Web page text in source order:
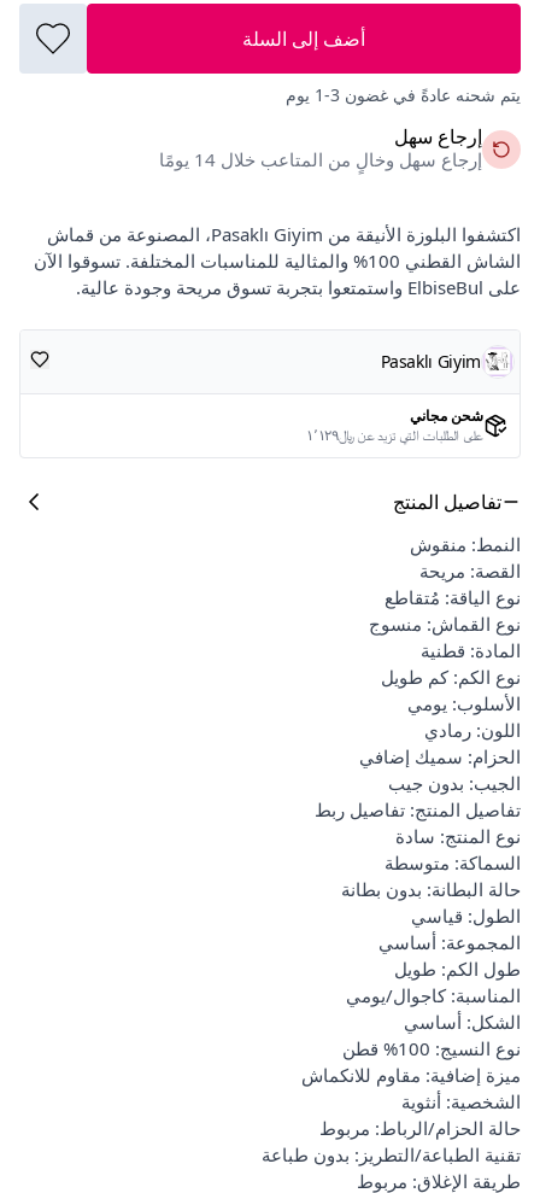
أضف إلى السلة
يتم شحنه عادةً في غضون 3-1 يوم
إرجاع سهل
إرجاع سهل وخالٍ من المتاعب خلال 14 يومًا
اكتشفوا البلوزة الأنيقة من Pasaklı Giyim، المصنوعة من قماش
الشاش القطني 100% والمثالية للمناسبات المختلفة. تسوقوا الآن
على ElbiseBul واستمتعوا بتجربة تسوق مريحة وجودة عالية.
Pasaklı Giyim
شحن مجاني
على الطلبات التي تزيد عن ﷼١٬١٢٩
تفاصيل المنتج
النمط: منقوش
القصة: مريحة
نوع الياقة: مُتقاطع
نوع القماش: منسوج
المادة: قطنية
نوع الكم: كم طويل
الأسلوب: يومي
اللون: رمادي
الحزام: سميك إضافي
الجيب: بدون جيب
تفاصيل المنتج: تفاصيل ربط
نوع المنتج: سادة
السماكة: متوسطة
حالة البطانة: بدون بطانة
الطول: قياسي
المجموعة: أساسي
طول الكم: طويل
المناسبة: كاجوال/يومي
الشكل: أساسي
نوع النسيج: 100% قطن
ميزة إضافية: مقاوم للانكماش
الشخصية: أنثوية
حالة الحزام/الرباط: مربوط
تقنية الطباعة/التطريز: بدون طباعة
طريقة الإغلاق: مربوط